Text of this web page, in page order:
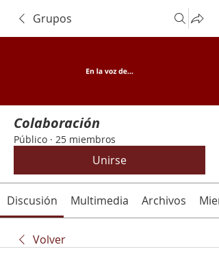
Grupos
Colaboración
Público · 25 miembros
Unirse
Discusión Multimedia Archivos
Volver